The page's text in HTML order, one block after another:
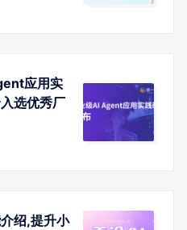
应用实
选优秀厂
绍,提升小